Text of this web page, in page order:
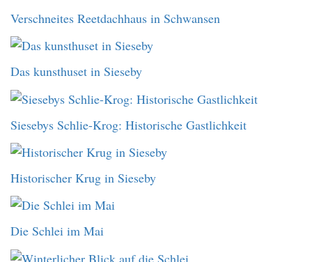
Verschneites Reetdachhaus in Schwansen
Das kunsthuset in Sieseby
Siesebys Schlie-Krog: Historische Gastlichkeit
Historischer Krug in Sieseby
Die Schlei im Mai